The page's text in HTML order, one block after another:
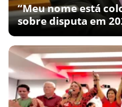
“Meu nome está
sobre disputa em